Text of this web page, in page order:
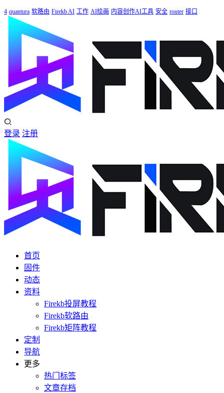
4 quantura 软路由 Firekb AI 工作 AI绘画 内容创作AI工具 安全 router 接口
登录 注册
首页
固件
动态
资料
Firekb投屏教程
Firekb软路由
Firekb矩阵教程
定制
导航
更多
热门标签
文章存档